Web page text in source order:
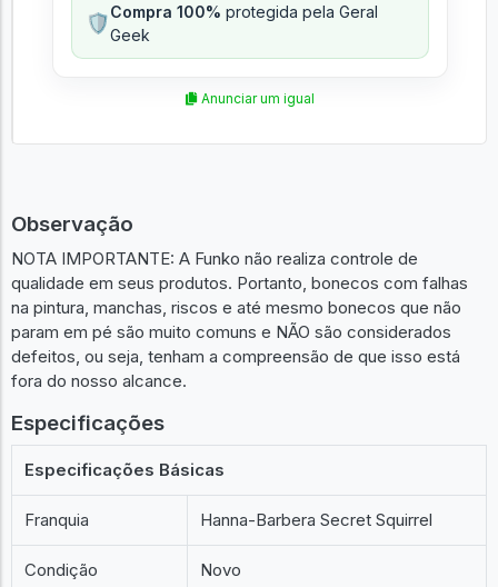
🛡️Compra 100% protegida pela Geral
Geek
Anunciar um igual
Observação
NOTA IMPORTANTE: A Funko não realiza controle de
qualidade em seus produtos. Portanto, bonecos com falhas
na pintura, manchas, riscos e até mesmo bonecos que não
param em pé são muito comuns e NÃO são considerados
defeitos, ou seja, tenham a compreensão de que isso está
fora do nosso alcance.
Especificações
Especificações Básicas
Franquia Hanna-Barbera Secret Squirrel
Condição Novo